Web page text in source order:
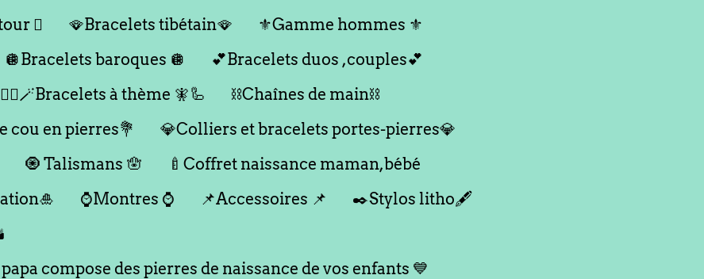
🪎
🪭Bracelets tibétain🪭
⚜️Gamme hommes ⚜️
🪩Bracelets baroques 🪩
💕Bracelets duos ,couples💕
🧞‍♂️🪄Bracelets à thème 🧚🦾
⛓️Chaînes de main⛓️
cou en pierres💐
💎Colliers et bracelets portes-pierres💎
🧿 Talismans 🪬
🍼Coffret naissance maman,bébé
⌚️Montres ⌚️ 📌Accessoires 📌
✒️Stylos litho🖋️
compose des pierres de naissance de vos enfants 💙